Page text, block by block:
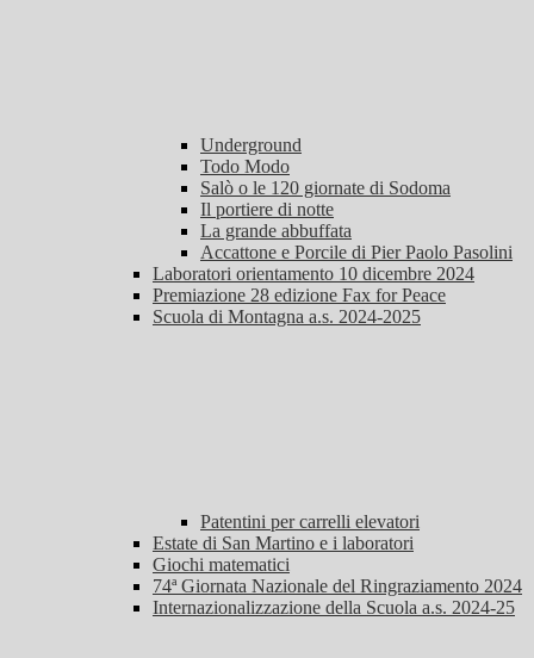
Underground
Todo Modo
Salò o le 120 giornate di Sodoma
Il portiere di notte
La grande abbuffata
Accattone e Porcile di Pier Paolo Pasolini
Laboratori orientamento 10 dicembre 2024
Premiazione 28 edizione Fax for Peace
Scuola di Montagna a.s. 2024-2025
Patentini per carrelli elevatori
Estate di San Martino e i laboratori
Giochi matematici
74ª Giornata Nazionale del Ringraziamento 2024
Internazionalizzazione della Scuola a.s. 2024-25